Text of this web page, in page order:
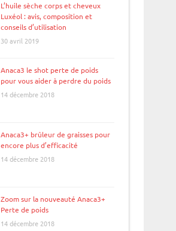
L’huile sèche corps et cheveux
Luxéol : avis, composition et
conseils d’utilisation
30 avril 2019
Anaca3 le shot perte de poids
pour vous aider à perdre du poids
14 décembre 2018
Anaca3+ brûleur de graisses pour
encore plus d’efficacité
14 décembre 2018
Zoom sur la nouveauté Anaca3+
Perte de poids
14 décembre 2018